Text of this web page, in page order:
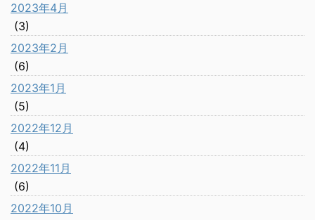
2023年4月
(3)
2023年2月
(6)
2023年1月
(5)
2022年12月
(4)
2022年11月
(6)
2022年10月